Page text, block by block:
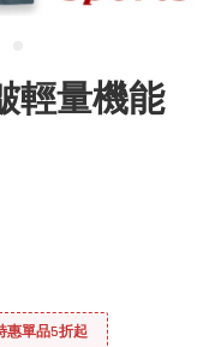
輕量機能
惠單品5折起